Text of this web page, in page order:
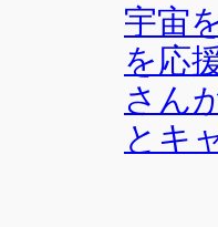
宇宙
を応
さん
とキ